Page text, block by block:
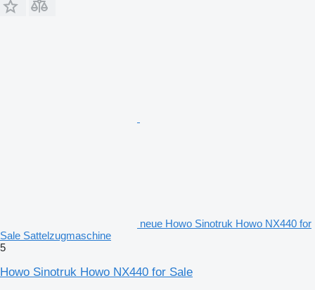
neue Howo Sinotruk Howo NX440 for
Sale Sattelzugmaschine
5
Howo Sinotruk Howo NX440 for Sale